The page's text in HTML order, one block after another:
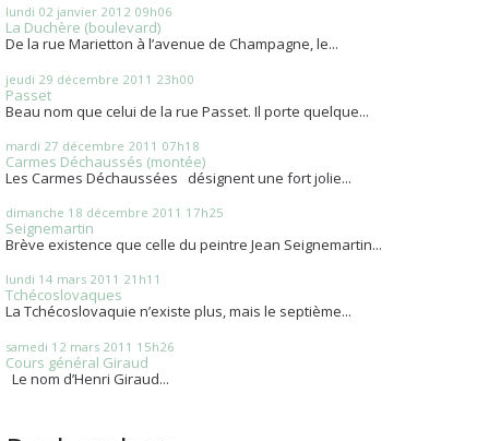
lundi 02 janvier 2012 09h06
La Duchère (boulevard)
De la rue Marietton à l’avenue de Champagne, le...
jeudi 29 décembre 2011 23h00
Passet
Beau nom que celui de la rue Passet. Il porte quelque...
mardi 27 décembre 2011 07h18
Carmes Déchaussés (montée)
Les Carmes Déchaussées désignent une fort jolie...
dimanche 18 décembre 2011 17h25
Seignemartin
Brève existence que celle du peintre Jean Seignemartin...
lundi 14 mars 2011 21h11
Tchécoslovaques
La Tchécoslovaquie n’existe plus, mais le septième...
samedi 12 mars 2011 15h26
Cours général Giraud
Le nom d’Henri Giraud...